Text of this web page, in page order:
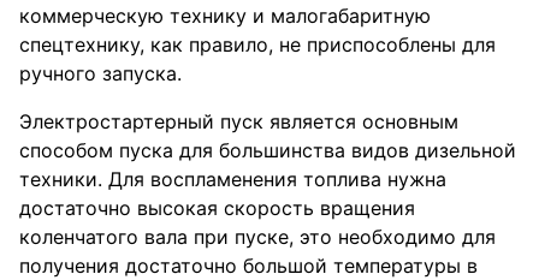
коммерческую технику и малогабаритную
спецтехнику, как правило, не приспособлены для
ручного запуска.
Электростартерный пуск является основным
способом пуска для большинства видов дизельной
техники. Для воспламенения топлива нужна
достаточно высокая скорость вращения
коленчатого вала при пуске, это необходимо для
получения достаточно большой температуры в